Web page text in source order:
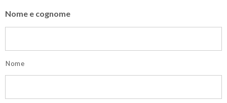
Nome e cognome
Nome